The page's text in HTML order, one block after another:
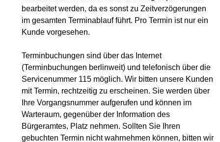
bearbeitet werden, da es sonst zu Zeitverzögerungen
im gesamten Terminablauf führt. Pro Termin ist nur ein
Kunde vorgesehen.
Terminbuchungen sind über das Internet
(Terminbuchungen berlinweit) und telefonisch über die
Servicenummer 115 möglich. Wir bitten unsere Kunden
mit Termin, rechtzeitig zu erscheinen. Sie werden über
Ihre Vorgangsnummer aufgerufen und können im
Warteraum, gegenüber der Information des
Bürgeramtes, Platz nehmen. Sollten Sie Ihren
gebuchten Termin nicht wahrnehmen können, bitten wir